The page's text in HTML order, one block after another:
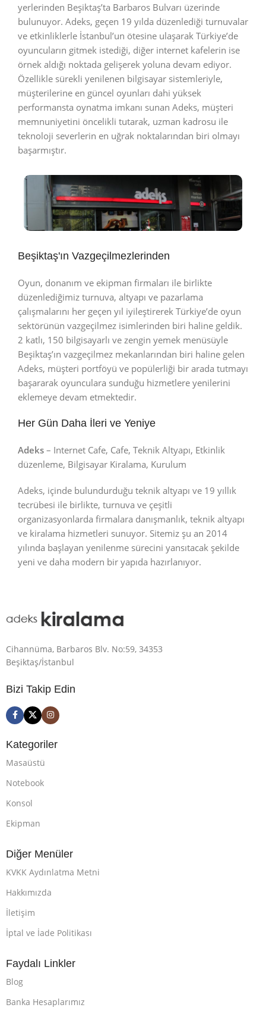
yerlerinden Beşiktaş’ta Barbaros Bulvarı üzerinde
bulunuyor. Adeks, geçen 19 yılda düzenlediği turnuvalar
ve etkinliklerle İstanbul’un ötesine ulaşarak Türkiye’de
oyuncuların gitmek istediği, diğer internet kafelerin ise
örnek aldığı noktada gelişerek yoluna devam ediyor.
Özellikle sürekli yenilenen bilgisayar sistemleriyle,
müşterilerine en güncel oyunları dahi yüksek
performansta oynatma imkanı sunan Adeks, müşteri
memnuniyetini öncelikli tutarak, uzman kadrosu ile
teknoloji severlerin en uğrak noktalarından biri olmayı
başarmıştır.
Adeks Beşiktaş Barbaros Blv.
Haritada Göster
Beşiktaş'ın Vazgeçilmezlerinden
Oyun, donanım ve ekipman firmaları ile birlikte
düzenlediğimiz turnuva, altyapı ve pazarlama
çalışmalarını her geçen yıl iyileştirerek Türkiye’de oyun
sektörünün vazgeçilmez isimlerinden biri haline geldik.
2 katlı, 150 bilgisayarlı ve zengin yemek menüsüyle
Beşiktaş’ın vazgeçilmez mekanlarından biri haline gelen
Adeks, müşteri portföyü ve popülerliği bir arada tutmayı
başararak oyunculara sunduğu hizmetlere yenilerini
eklemeye devam etmektedir.
Her Gün Daha İleri ve Yeniye
Adeks – Internet Cafe, Cafe, Teknik Altyapı, Etkinlik
düzenleme, Bilgisayar Kiralama, Kurulum
Adeks, içinde bulundurduğu teknik altyapı ve 19 yıllık
tecrübesi ile birlikte, turnuva ve çeşitli
organizasyonlarda firmalara danışmanlık, teknik altyapı
ve kiralama hizmetleri sunuyor. Sitemiz şu an 2014
yılında başlayan yenilenme sürecini yansıtacak şekilde
yeni ve daha modern bir yapıda hazırlanıyor.
Cihannüma, Barbaros Blv. No:59, 34353
Beşiktaş/İstanbul
Bizi Takip Edin
Kategoriler
Masaüstü
Notebook
Konsol
Ekipman
Diğer Menüler
KVKK Aydınlatma Metni
Hakkımızda
İletişim
İptal ve İade Politikası
Faydalı Linkler
Blog
Banka Hesaplarımız